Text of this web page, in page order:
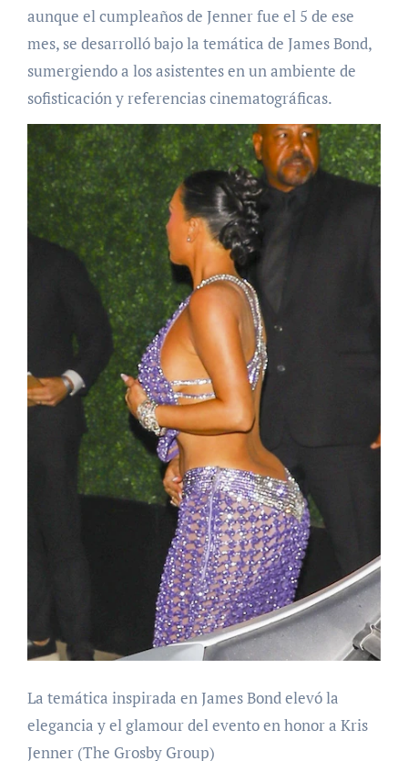
aunque el cumpleaños de Jenner fue el 5 de ese
mes, se desarrolló bajo la temática de James Bond,
sumergiendo a los asistentes en un ambiente de
sofisticación y referencias cinematográficas.
La temática inspirada en James Bond elevó la
elegancia y el glamour del evento en honor a Kris
Jenner (The Grosby Group)